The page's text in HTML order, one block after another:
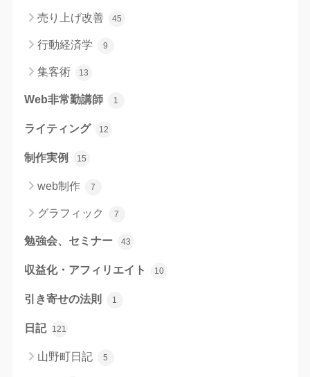
売り上げ改善 45
行動経済学 9
集客術 13
Web非常勤講師 1
ライティング 12
制作実例 15
web制作 7
グラフィック 7
勉強会、セミナー 43
収益化・アフィリエイト 10
引き寄せの法則 1
日記 121
山野町日記 5